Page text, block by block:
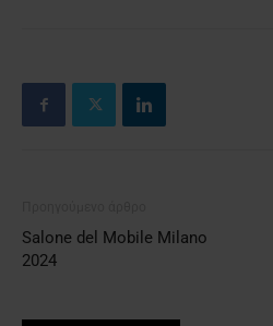
Salone del Mobile Milano
2024